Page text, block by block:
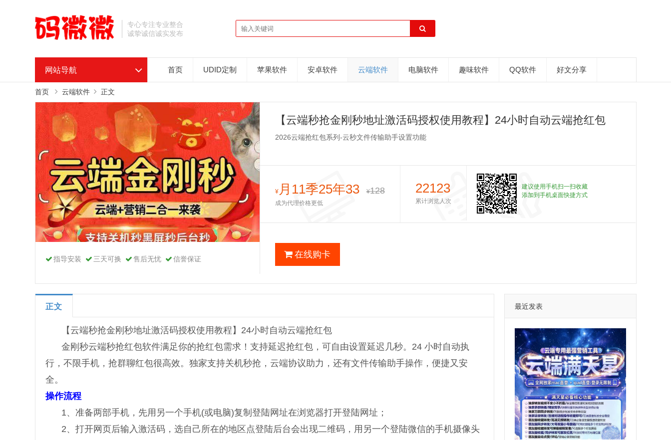
专心专注专业整合
诚挚诚信诚实发布
网站导航 首页 UDID定制 苹果软件 安卓软件 云端软件 电脑软件 趣味软件 QQ软件 好文分享
首页 云端软件 正文
指导安装 三天可换 售后无忧 信誉保证
【云端秒抢金刚秒地址激活码授权使用教程】24小时自动云端抢红包
2026云端抢红包系列-云秒文件传输助手设置功能
¥月11季25年33 ¥128
成为代理价格更低
22123
累计浏览人次
建议使用手机扫一扫收藏
添加到手机桌面快捷方式
在线购卡
正文
【云端秒抢金刚秒地址激活码授权使用教程】24小时自动云端抢红包
金刚秒云端秒抢红包软件满足你的抢红包需求！支持延迟抢红包，可自由设置延迟几秒。24 小时自动执
行，不限手机，抢群聊红包很高效。独家支持关机秒抢，云端协议助力，还有文件传输助手操作，便捷又安
全。
操作流程
1、准备两部手机，先用另一个手机(或电脑)复制登陆网址在浏览器打开登陆网址；
2、打开网页后输入激活码，选自己所在的地区点登陆后台会出现二维码，用另一个登陆微信的手机摄像头
最近发表